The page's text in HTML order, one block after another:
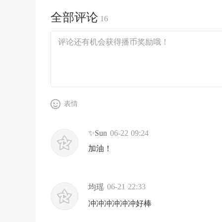
全部评论 16
表情
✨Sun 06-22 09:24
加油！
均瑶 06-21 22:33
冲冲冲冲冲冲好棒